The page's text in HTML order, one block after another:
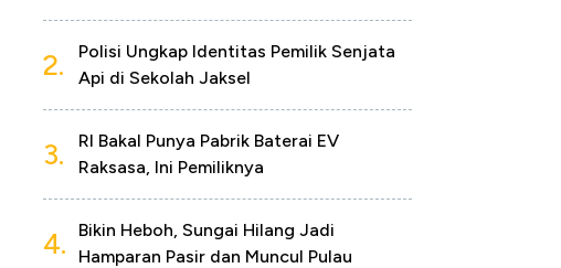
2.
Polisi Ungkap Identitas Pemilik Senjata
Api di Sekolah Jaksel
3.
RI Bakal Punya Pabrik Baterai EV
Raksasa, Ini Pemiliknya
4.
Bikin Heboh, Sungai Hilang Jadi
Hamparan Pasir dan Muncul Pulau